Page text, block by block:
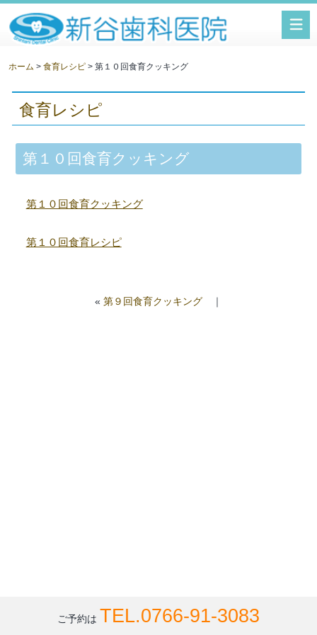
ホーム >食育レシピ > 第１０回食育クッキング
食育レシピ
第１０回食育クッキング
第１０回食育クッキング
第１０回食育レシピ
« 第９回食育クッキング｜
ご予約は TEL.0766-91-3083